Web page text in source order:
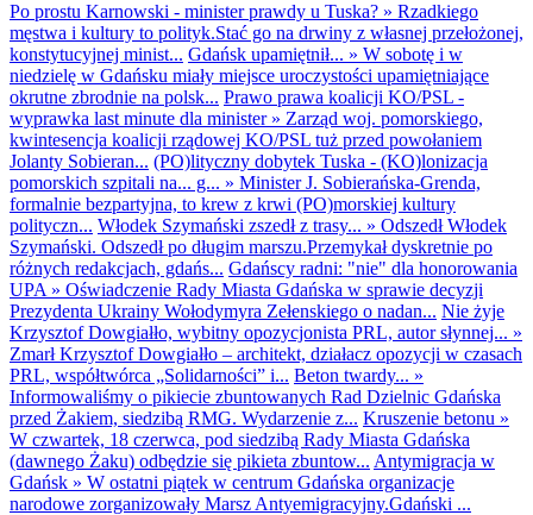
Po prostu Karnowski - minister prawdy u Tuska? » Rzadkiego
męstwa i kultury to polityk.Stać go na drwiny z własnej przełożonej,
konstytucyjnej minist... Gdańsk upamiętnił... » W sobotę i w
niedzielę w Gdańsku miały miejsce uroczystości upamiętniające
okrutne zbrodnie na polsk... Prawo prawa koalicji KO/PSL -
wyprawka last minute dla minister» Zarząd woj. pomorskiego,
kwintesencja koalicji rządowej KO/PSL tuż przed powołaniem
Jolanty Sobieran... (PO)lityczny dobytek Tuska - (KO)lonizacja
pomorskich szpitali na... g... » Minister J. Sobierańska-Grenda,
formalnie bezpartyjna, to krew z krwi (PO)morskiej kultury
polityczn... Włodek Szymański zszedł z trasy... » Odszedł Włodek
Szymański. Odszedł po długim marszu.Przemykał dyskretnie po
różnych redakcjach, gdańs... Gdańscy radni: "nie" dla honorowania
UPA » Oświadczenie Rady Miasta Gdańska w sprawie decyzji
Prezydenta Ukrainy Wołodymyra Zełenskiego o nadan... Nie żyje
Krzysztof Dowgiałło, wybitny opozycjonista PRL, autor słynnej... »
Zmarł Krzysztof Dowgiałło – architekt, działacz opozycji w czasach
PRL, współtwórca „Solidarności” i... Beton twardy... »
Informowaliśmy o pikiecie zbuntowanych Rad Dzielnic Gdańska
przed Żakiem, siedzibą RMG. Wydarzenie z... Kruszenie betonu »
W czwartek, 18 czerwca, pod siedzibą Rady Miasta Gdańska
(dawnego Żaku) odbędzie się pikieta zbuntow... Antymigracja w
Gdańsk » W ostatni piątek w centrum Gdańska organizacje
narodowe zorganizowały Marsz Antyemigracyjny.Gdański ...